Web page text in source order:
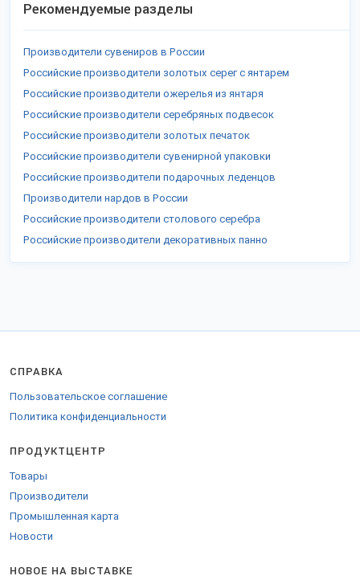
Рекомендуемые разделы
Производители сувениров в России
Российские производители золотых серег с янтарем
Российские производители ожерелья из янтаря
Российские производители серебряных подвесок
Российские производители золотых печаток
Российские производители сувенирной упаковки
Российские производители подарочных леденцов
Производители нардов в России
Российские производители столового серебра
Российские производители декоративных панно
СПРАВКА
Пользовательское соглашение
Политика конфиденциальности
ПРОДУКТЦЕНТР
Товары
Производители
Промышленная карта
Новости
НОВОЕ НА ВЫСТАВКЕ